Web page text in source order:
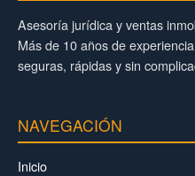
Asesoría jurídica y ventas
Más de 10 años de
seguras, rápidas y sin
NAVEGACIÓN
Inicio